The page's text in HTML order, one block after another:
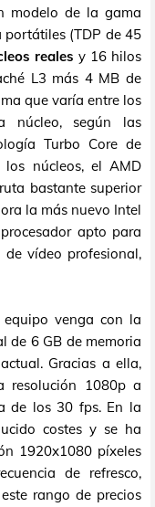
modelo de la gama
(TDP de 45
reales y 16 hilos
L3 más 4 MB de
que varía entre los
según las
Turbo Core de
los núcleos, el AMD
bastante superior
la más nuevo Intel
apto para
de vídeo profesional,
equipo venga con la
de 6 GB de memoria
Gracias a ella,
resolución 1080p a
de los 30 fps. En la
costes y se ha
1920x1080 píxeles
de refresco,
rango de precios